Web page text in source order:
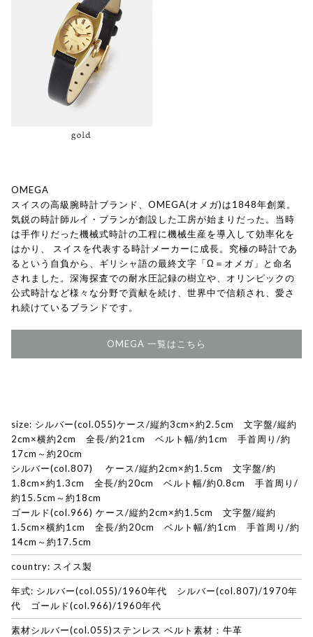
OMEGA
スイスの高級腕時計ブランド、OMEGA(オメガ)は1848年創業。
気鋭の時計師ルイ・ブランが創設した工房が始まりだった。当時
は手作りだった機械式時計の工程に機械生産を導入して効率化を
はかり、 スイスを代表する時計メーカーに成長。究極の時計であ
るという自負から、ギリシャ語の最終文字「Ω＝オメガ」と命名
されました。深海探査での耐水圧記録の樹立や、オリンピックの
公式時計など様々な分野で貢献を続け、世界中で信頼され、愛さ
れ続けているブランドです。
OMEGA 一覧はこちら
size: シルバー(col.055)ケース/縦約3cm×約2.5cm 文字盤/縦約
2cm×横約2cm 全長/約21cm ベルト幅/約1cm 手首周り/約
17cm～約20cm
シルバー(col.807) ケース/縦約2cm×約1.5cm 文字盤/約
1.8cm×約1.3cm 全長/約20cm ベルト幅/約0.8cm 手首周り/
約15.5cm～約18cm
ゴールド(col.966) ケース/縦約2cm×約1.5cm 文字盤/縦約
1.5cm×横約1cm 全長/約20cm ベルト幅/約1cm 手首周り/約
14cm～約17.5cm
country: スイス製
年式: シルバー(col.055)/1960年代 シルバー(col.807)/1970年
代 ゴールド(col.966)/1960年代
素材シルバー(col.055)ステンレス ベルト素材：牛革